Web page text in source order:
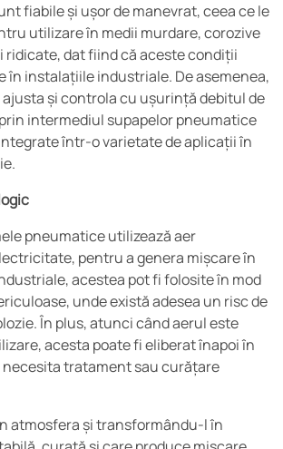
fiabile și ușor de manevrat, ceea ce le
utilizare în medii murdare, corozive
ridicate, dat fiind că aceste condiții
în instalațiile industriale. De asemenea,
și controla cu ușurință debitul de
intermediul supapelor pneumatice
într-o varietate de aplicații în
pneumatice utilizează aer
pentru a genera mișcare în
acestea pot fi folosite în mod
unde există adesea un risc de
În plus, atunci când aerul este
acesta poate fi eliberat înapoi în
tratament sau curățare
atmosfera și transformându-l în